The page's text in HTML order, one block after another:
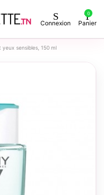
Connexion
0
Panier
sensibles, 150 ml